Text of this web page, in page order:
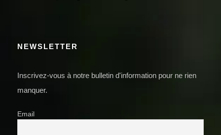
NEWSLETTER
Inscrivez-vous à notre bulletin d'information pour ne rien
manquer.
Email